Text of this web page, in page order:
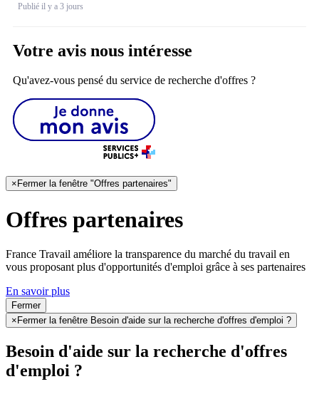
Publié il y a 3 jours
Votre avis nous intéresse
Qu'avez-vous pensé du service de recherche d'offres ?
× Fermer la fenêtre "Offres partenaires"
Offres partenaires
France Travail améliore la transparence du marché du travail en
vous proposant plus d'opportunités d'emploi grâce à ses partenaires
En savoir plus
Fermer
× Fermer la fenêtre Besoin d'aide sur la recherche d'offres d'emploi ?
Besoin d'aide sur la recherche d'offres
d'emploi ?